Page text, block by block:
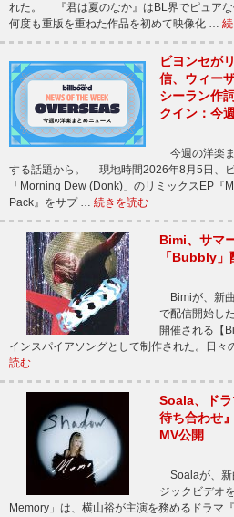
れた。 『君は夏のなか』はBL界でピュアな
何度も重版を重ねた作品を初めて映像化 …
ビヨンセが
信、ウィー
シーラン作
クイン：今
今週の洋楽
する話題から。 現地時間2026年8月5日、
「Morning Dew (Donk)」のリミックスEP『
Pack』をサプ … 続きを読む
Bimi、サマ
「Bubbly」
Bimiが、新
で配信開始し
開催される【
インスパイアソングとして制作された。日
読む
Soala、ド
待ち合わせ
MV公開
Soalaが、新
ジックビデオ
Memory」は、横山裕が主演を務めるドラマ